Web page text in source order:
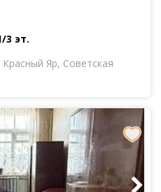
3 эт.
Красный Яр, Советская